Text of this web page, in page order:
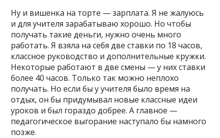
Ну и вишенка на торте — зарплата. Я не жалуюсь
и для учителя зарабатываю хорошо. Но чтобы
получать такие деньги, нужно очень много
работать. Я взяла на себя две ставки по 18 часов,
классное руководство и дополнительные кружки.
Некоторые работают в две смены — у них ставки
более 40 часов. Только так можно неплохо
получать. Но если бы у учителя было время на
отдых, он бы придумывал новые классные идеи
уроков и был гораздо добрее. А главное —
педагогическое выгорание наступало бы намного
позже.